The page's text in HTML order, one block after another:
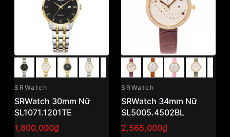
SRWatch
SRWatch 30mm Nữ
SL1071.1201TE
1,800,000₫
SRWatch
SRWatch 34mm Nữ
SL5005.4502BL
2,565,000₫